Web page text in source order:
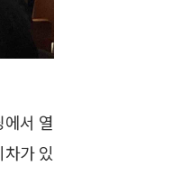
서 열
가 있